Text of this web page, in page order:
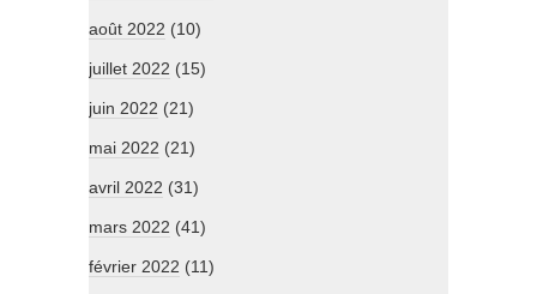
août 2022 (10)
juillet 2022 (15)
juin 2022 (21)
mai 2022 (21)
avril 2022 (31)
mars 2022 (41)
février 2022 (11)